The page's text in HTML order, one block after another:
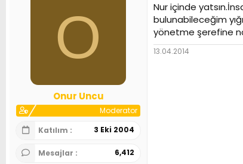
O
Onur Uncu
Moderator
Katılım
3 Eki 2004
Mesajlar 6,412
Nur içinde
bulunabileceğim
yönetme şerefine
13.04.2014